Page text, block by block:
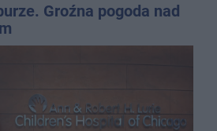
Groźna pogoda nad